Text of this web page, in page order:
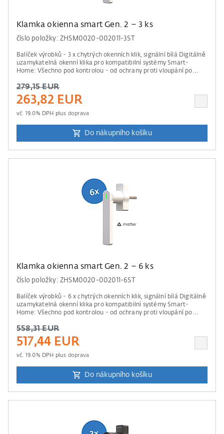
Klamka okienna smart Gen. 2 – 3 ks
číslo položky: ZHSM0020-002011-3ST
Balíček výrobků - 3 x chytrých okenních klik, signální bílá Digitálně
uzamykatelná okenní klika pro kompatibilní systémy Smart-
Home: Všechno pod kontrolou - od ochrany proti vloupání po
potřebná řídící jednotka od Apple Home, Amazon Alexa, Google
Home nebo Samsung SmartThings. Prosím mějte na paměti údaje
279,15 EUR
263,82 EUR
vč. 19.0% DPH plus doprava
Do nákupního košíku
Klamka okienna smart Gen. 2 – 6 ks
číslo položky: ZHSM0020-002011-6ST
Balíček výrobků - 6 x chytrých okenních klik, signální bílá Digitálně
uzamykatelná okenní klika pro kompatibilní systémy Smart-
Home: Všechno pod kontrolou - od ochrany proti vloupání po
potřebná řídící jednotka od Apple Home, Amazon Alexa, Google
Home nebo Samsung SmartThings. Prosím mějte na paměti údaje
558,31 EUR
517,44 EUR
vč. 19.0% DPH plus doprava
Do nákupního košíku